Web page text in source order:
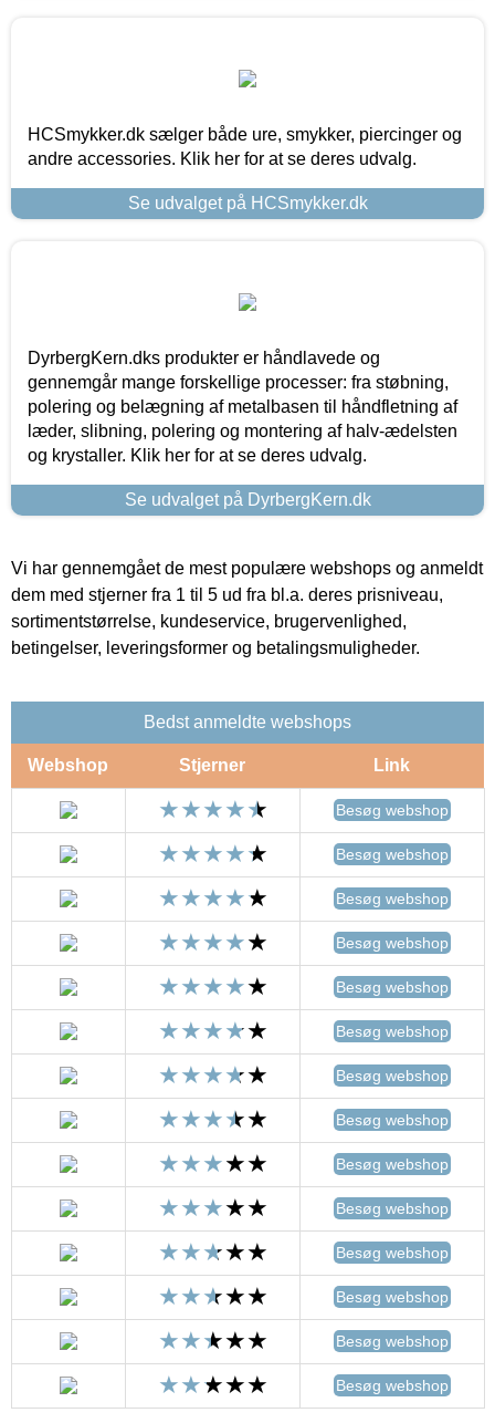
HCSmykker.dk sælger både ure, smykker, piercinger og
andre accessories. Klik her for at se deres udvalg.
Se udvalget på HCSmykker.dk
DyrbergKern.dks produkter er håndlavede og
gennemgår mange forskellige processer: fra støbning,
polering og belægning af metalbasen til håndfletning af
læder, slibning, polering og montering af halv-ædelsten
og krystaller. Klik her for at se deres udvalg.
Se udvalget på DyrbergKern.dk
Vi har gennemgået de mest populære webshops og anmeldt
dem med stjerner fra 1 til 5 ud fra bl.a. deres prisniveau,
sortimentstørrelse, kundeservice, brugervenlighed,
betingelser, leveringsformer og betalingsmuligheder.
Bedst anmeldte webshops
Webshop Stjerner Link
Besøg webshop
Besøg webshop
Besøg webshop
Besøg webshop
Besøg webshop
Besøg webshop
Besøg webshop
Besøg webshop
Besøg webshop
Besøg webshop
Besøg webshop
Besøg webshop
Besøg webshop
Besøg webshop